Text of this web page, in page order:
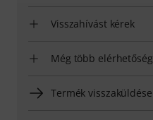
Visszahívást kérek
Még több elérhetőség
Termék visszaküldése